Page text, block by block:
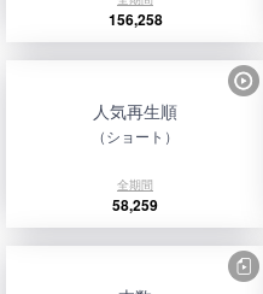
156,258
人気再生順
（ショート）
全期間
58,259